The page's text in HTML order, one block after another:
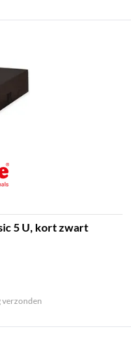
5 U, kort zwart
verzonden